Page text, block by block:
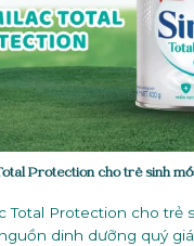
Protection cho trẻ sinh
Total Protection cho trẻ
dinh dưỡng quý